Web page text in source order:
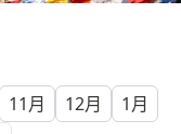
11月 12月 1月